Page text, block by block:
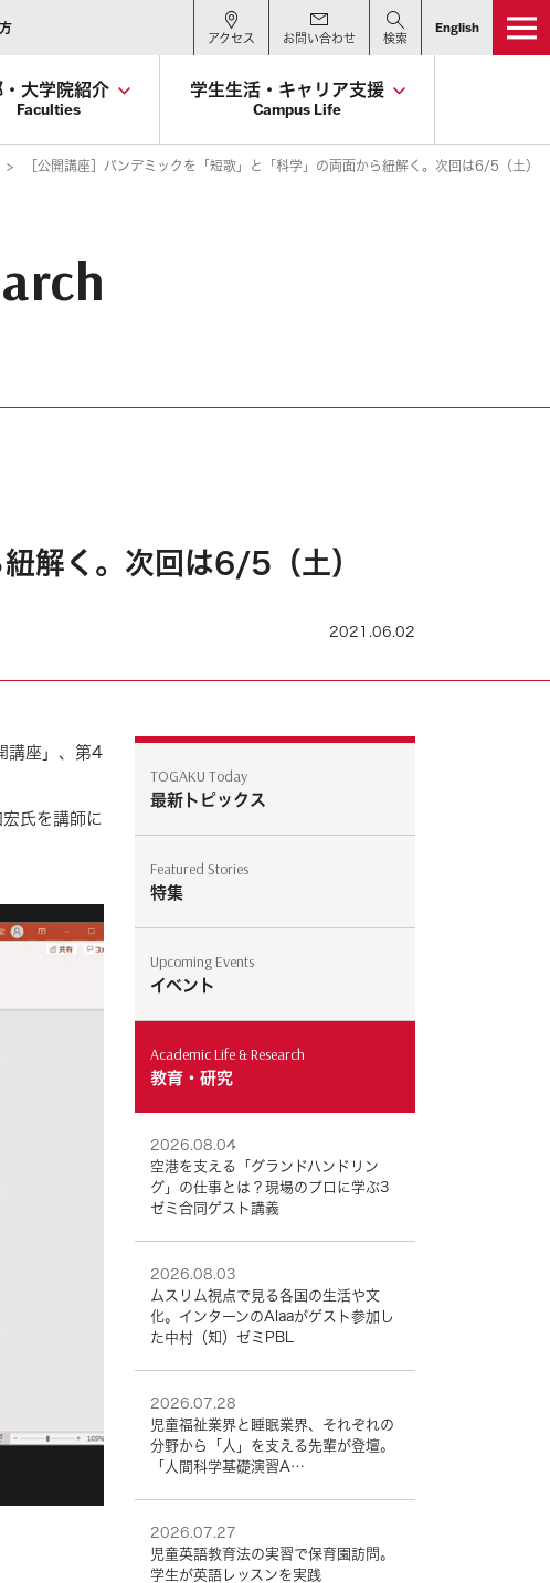
アクセス お問い合わせ 検索
English
大学院紹介
Faculties
学生生活・キャリア支援
Campus Life
［公開講座］パンデミックを「短歌」と「科学」の両面から紐解く。次回は6/5（土）
解く。次回は6/5（土）
2021.06.02
講座」、第4
氏を講師に
TOGAKU Today
最新トピックス
Featured Stories
特集
Upcoming Events
イベント
Academic Life & Research
教育・研究
2026.08.04
空港を支える「グランドハンドリン
グ」の仕事とは？現場のプロに学ぶ3
ゼミ合同ゲスト講義
2026.08.03
ムスリム視点で見る各国の生活や文
化。インターンのAlaaがゲスト参加し
た中村（知）ゼミPBL
2026.07.28
児童福祉業界と睡眠業界、それぞれの
分野から「人」を支える先輩が登壇。
「人間科学基礎演習A…
2026.07.27
児童英語教育法の実習で保育園訪問。
学生が英語レッスンを実践